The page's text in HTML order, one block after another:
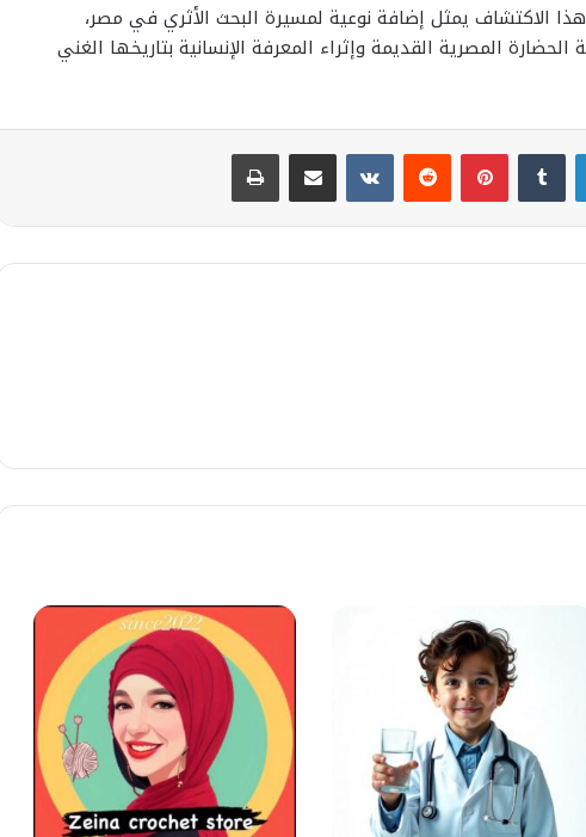
الاكتشاف يمثل إضافة نوعية لمسيرة البحث الأثري في مصر،
المصرية القديمة وإثراء المعرفة الإنسانية بتاريخها الغني
لينكدإن بينتيريست مشاركة عبر البريد طباعة